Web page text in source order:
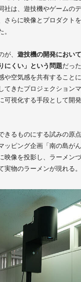
社は、遊技機やゲームの
さらに映像とプロダクト
が、 遊技機の開発におい
にくい」という問題だっ
や空気感を共有すること
てきたプロジェクション
可視化する手段として開
きるものにする試みの原
ッピング企画「南の島が
映像を投影し、ラーメン
実物のラーメンが現れる。